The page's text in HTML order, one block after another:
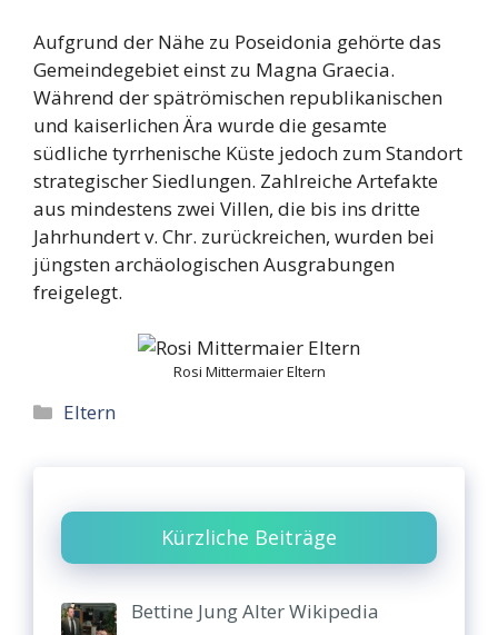
Aufgrund der Nähe zu Poseidonia gehörte das
Gemeindegebiet einst zu Magna Graecia.
Während der spätrömischen republikanischen
und kaiserlichen Ära wurde die gesamte
südliche tyrrhenische Küste jedoch zum Standort
strategischer Siedlungen. Zahlreiche Artefakte
aus mindestens zwei Villen, die bis ins dritte
Jahrhundert v. Chr. zurückreichen, wurden bei
jüngsten archäologischen Ausgrabungen
freigelegt.
Rosi Mittermaier Eltern
Categories
Eltern
Kürzliche Beiträge
Bettine Jung Alter Wikipedia